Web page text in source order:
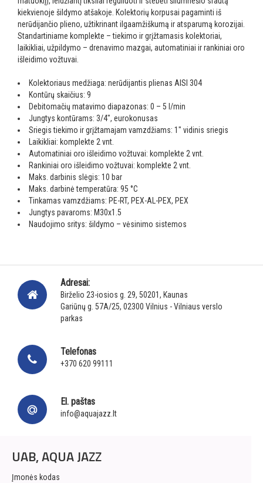
kiekvienoje šildymo atšakoje. Kolektorių korpusai pagaminti iš
nerūdijančio plieno, užtikrinant ilgaamžiškumą ir atsparumą korozijai.
Standartiniame komplekte – tiekimo ir grįžtamasis kolektoriai,
laikikliai, užpildymo – drenavimo mazgai, automatiniai ir rankiniai oro
išleidimo vožtuvai.
Kolektoriaus medžiaga: nerūdijantis plienas AISI 304
Kontūrų skaičius: 9
Debitomačių matavimo diapazonas: 0 – 5 l/min
Jungtys kontūrams: 3/4″, eurokonusas
Sriegis tiekimo ir grįžtamajam vamzdžiams: 1″ vidinis sriegis
Laikikliai: komplekte 2 vnt.
Automatiniai oro išleidimo vožtuvai: komplekte 2 vnt.
Rankiniai oro išleidimo vožtuvai: komplekte 2 vnt.
Maks. darbinis slėgis: 10 bar
Maks. darbinė temperatūra: 95 °C
Tinkamas vamzdžiams: PE-RT, PEX-AL-PEX, PEX
Jungtys pavaroms: M30x1.5
Naudojimo sritys: šildymo – vėsinimo sistemos
Adresai:
Birželio 23-iosios g. 29, 50201, Kaunas
Gariūnų g. 57A/25, 02300 Vilnius - Vilniaus verslo
parkas
Telefonas
+370 620 99111
El. paštas
info@aquajazz.lt
UAB, AQUA JAZZ
Įmonės kodas